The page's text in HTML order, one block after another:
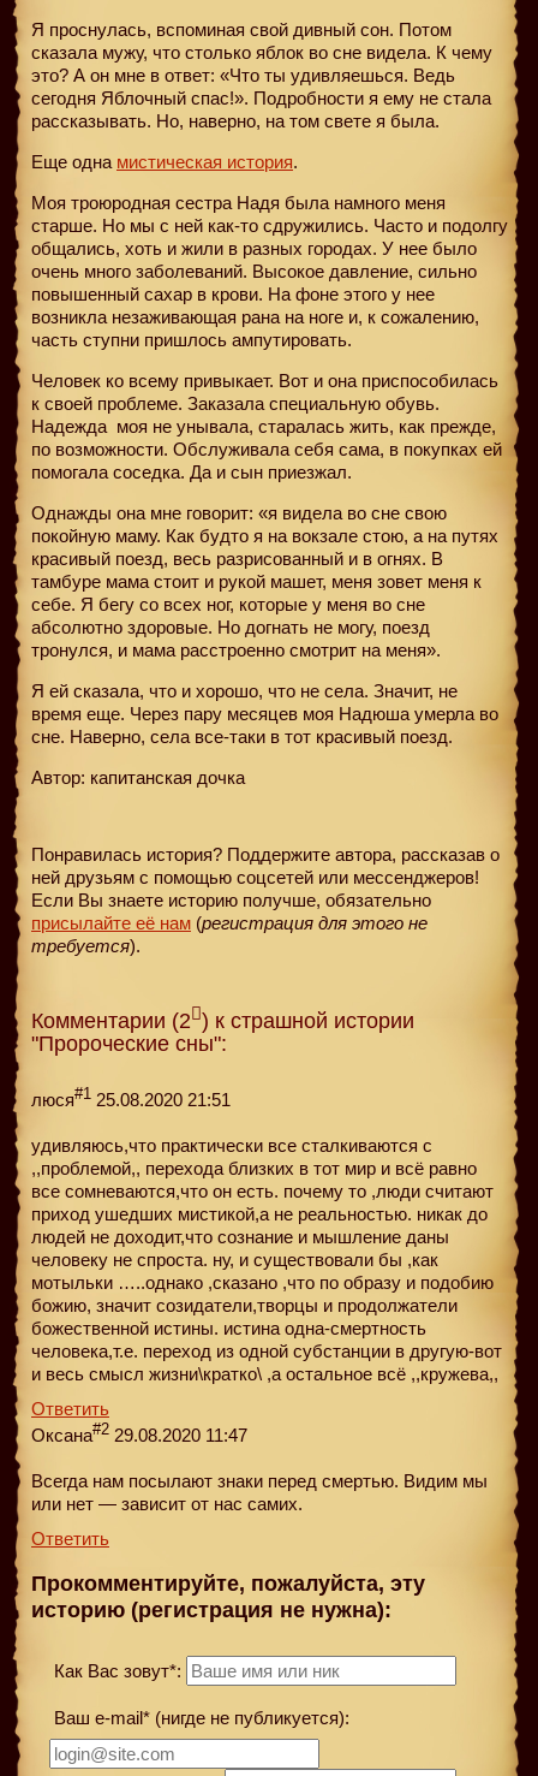
Я проснулась, вспоминая свой дивный сон. Потом
сказала мужу, что столько яблок во сне видела. К чему
это? А он мне в ответ: «Что ты удивляешься. Ведь
сегодня Яблочный спас!». Подробности я ему не стала
рассказывать. Но, наверно, на том свете я была.
Еще одна мистическая история.
Моя троюродная сестра Надя была намного меня
старше. Но мы с ней как-то сдружились. Часто и подолгу
общались, хоть и жили в разных городах. У нее было
очень много заболеваний. Высокое давление, сильно
повышенный сахар в крови. На фоне этого у нее
возникла незаживающая рана на ноге и, к сожалению,
часть ступни пришлось ампутировать.
Человек ко всему привыкает. Вот и она приспособилась
к своей проблеме. Заказала специальную обувь.
Надежда моя не унывала, старалась жить, как прежде,
по возможности. Обслуживала себя сама, в покупках ей
помогала соседка. Да и сын приезжал.
Однажды она мне говорит: «я видела во сне свою
покойную маму. Как будто я на вокзале стою, а на путях
красивый поезд, весь разрисованный и в огнях. В
тамбуре мама стоит и рукой машет, меня зовет меня к
себе. Я бегу со всех ног, которые у меня во сне
абсолютно здоровые. Но догнать не могу, поезд
тронулся, и мама расстроенно смотрит на меня».
Я ей сказала, что и хорошо, что не села. Значит, не
время еще. Через пару месяцев моя Надюша умерла во
сне. Наверно, села все-таки в тот красивый поезд.
Автор: капитанская дочка
Понравилась история? Поддержите автора, рассказав о
ней друзьям с помощью соцсетей или мессенджеров!
Если Вы знаете историю получше, обязательно
присылайте её нам (регистрация для этого не
требуется).
Комментарии (2 ) к страшной истории
"Пророческие сны":
люся#1 25.08.2020 21:51
удивляюсь,что практически все сталкиваются с
,,проблемой,, перехода близких в тот мир и всё равно
все сомневаются,что он есть. почему то ,люди считают
приход ушедших мистикой,а не реальностью. никак до
людей не доходит,что сознание и мышление даны
человеку не спроста. ну, и существовали бы ,как
мотыльки …..однако ,сказано ,что по образу и подобию
божию, значит созидатели,творцы и продолжатели
божественной истины. истина одна-смертность
человека,т.е. переход из одной субстанции в другую-вот
и весь смысл жизни\кратко\ ,а остальное всё ,,кружева,,
Ответить
Оксана#2 29.08.2020 11:47
Всегда нам посылают знаки перед смертью. Видим мы
или нет — зависит от нас самих.
Ответить
Прокомментируйте, пожалуйста, эту
историю (регистрация не нужна):
Как Вас зовут*:
Ваш e-mail* (нигде не публикуется):